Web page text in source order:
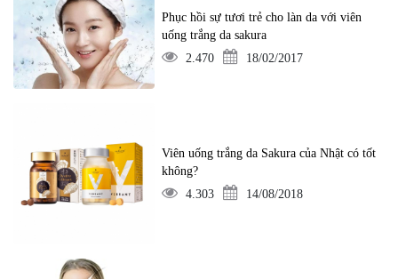
Phục hồi sự tươi trẻ cho làn da với viên
uống trắng da sakura
2.470
18/02/2017
Viên uống trắng da Sakura của Nhật có tốt
không?
4.303
14/08/2018